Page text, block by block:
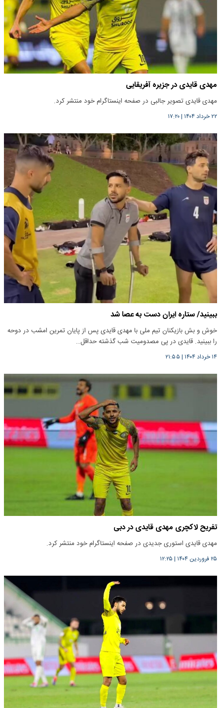
مهدی قایدی در جزیره آفریقایی
مهدی قایدی تصویر جالبی در صفحه اینستاگرام خود منتشر کرد.
۲۲ خرداد ۱۴۰۴ |۱۷:۲۰
ببینید/ ستاره ایران دست به عصا شد
خوش و بش بازیکنان تیم ملی با مهدی قایدی پس از پایان تمرین امشب در دوحه
را ببینید. قایدی در پی مصدومیت شب گذشته حداقل…
۱۴ خرداد ۱۴۰۴ | ۲۱:۵۵
تفریح لاکچری مهدی قایدی در دبی
مهدی قایدی استوری جدیدی در صفحه اینستاگرام خود منتشر کرد.
۲۵ فروردین ۱۴۰۴ | ۱۲:۲۵